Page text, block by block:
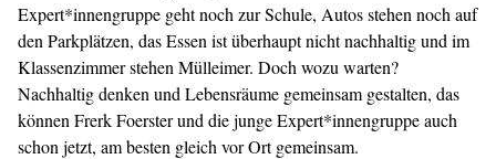
Expert*innengruppe geht noch zur Schule, Autos stehen noch auf
den Parkplätzen, das Essen ist überhaupt nicht nachhaltig und im
Klassenzimmer stehen Mülleimer. Doch wozu warten?
Nachhaltig denken und Lebensräume gemeinsam gestalten, das
können Frerk Foerster und die junge Expert*innengruppe auch
schon jetzt, am besten gleich vor Ort gemeinsam.